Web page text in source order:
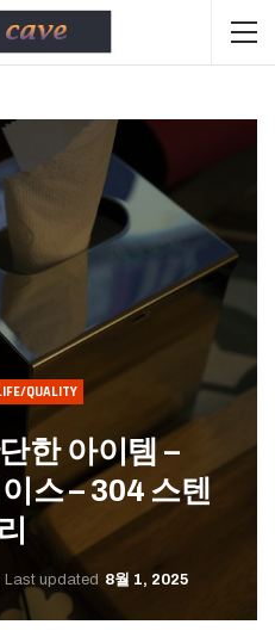
QUALITY
한 아이템 –
스 – 304 스텐
Last updated 8월 1, 2025